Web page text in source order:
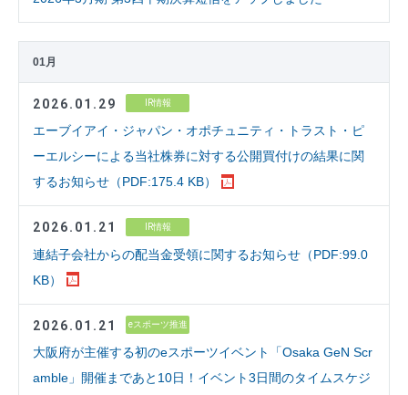
01月
2026.01.29 IR情報
エーブイアイ・ジャパン・オポチュニティ・トラスト・ピ
ーエルシーによる当社株券に対する公開買付けの結果に関
するお知らせ（PDF:175.4 KB）
2026.01.21 IR情報
連結子会社からの配当金受領に関するお知らせ（PDF:99.0
KB）
2026.01.21 eスポーツ推進
大阪府が主催する初のeスポーツイベント「Osaka GeN Scr
amble」開催まであと10日！イベント3日間のタイムスケジ